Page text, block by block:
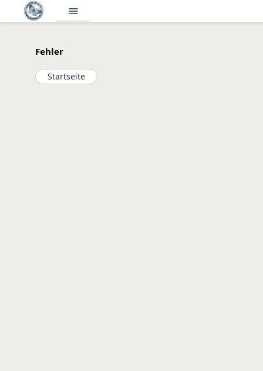
menu
Fehler
Startseite